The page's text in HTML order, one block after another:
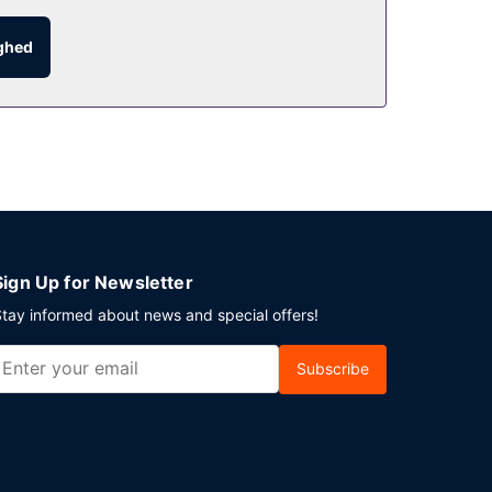
i baren/loungen. Du kan også blive på
dagligt fra kl. 08.00 til kl. 11.00.
Up for Newsletter
informed about news and special offers!
Subscribe